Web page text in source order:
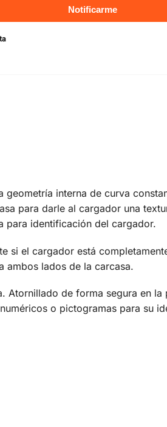
interna de curva
para darle al cargador una
para identificación del cargador.
si el cargador está
ambos lados de la carcasa.
Atornillado de forma segura en la
o pictogramas para su